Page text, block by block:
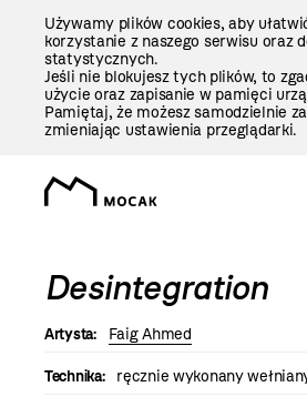
Używamy plików cookies, aby
korzystanie z naszego serwisu oraz
statystycznych.
Jeśli nie blokujesz tych plików, to
użycie oraz zapisanie w pamięci
Pamiętaj, że możesz samodzielnie
zmieniając ustawienia przeglądarki.
Desintegration
Artysta: Faig Ahmed
Technika: ręcznie wykonany